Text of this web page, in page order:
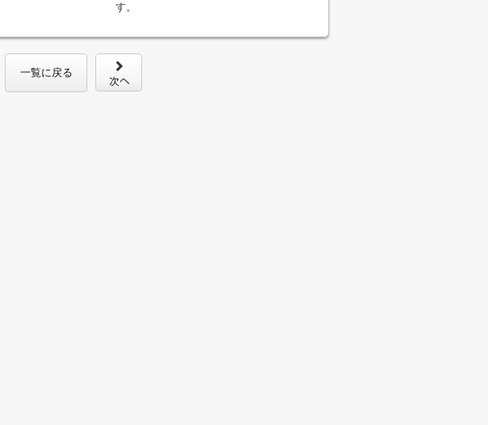
す。
一覧に戻る